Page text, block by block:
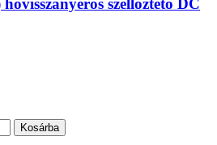
szellőztető DC
Kosárba